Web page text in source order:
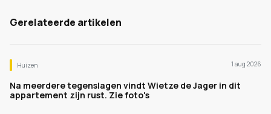
Gerelateerde artikelen
Huizen 1 aug 2026
Na meerdere tegenslagen vindt Wietze de Jager in dit
appartement zijn rust. Zie foto's